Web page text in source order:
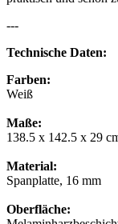
---
Technische Daten:
Farben:
Weiß
Maße:
138.5 x 142.5 x 29
Material:
Spanplatte, 16 mm
Oberfläche: